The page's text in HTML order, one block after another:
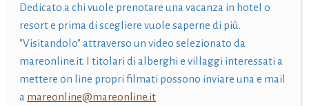
Dedicato a chi vuole prenotare una vacanza in hotel o
resort e prima di scegliere vuole saperne di più.
"Visitandolo" attraverso un video selezionato da
mareonline.it. I titolari di alberghi e villaggi interessati a
mettere on line propri filmati possono inviare una e mail
a mareonline@mareonline.it